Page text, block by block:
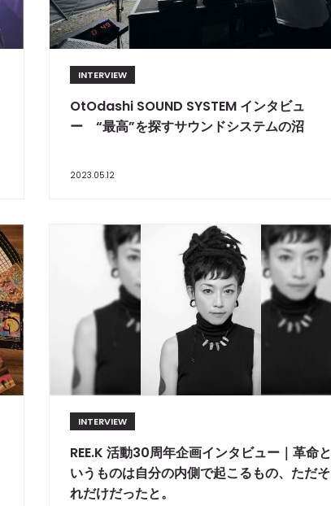
INTERVIEW
OtOdashi SOUND SYSTEM インタビュ
ー “最高”を探すサウンドシステムの沼
2023.05.12
INTERVIEW
REE.K 活動30周年企画インタビュー｜革命と
いうものは自分の内側で起こるもの、ただそ
れだけだったと。